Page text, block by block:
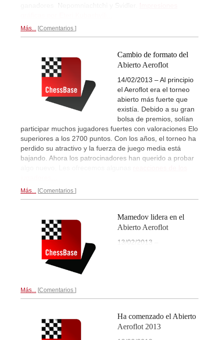
ganadores Nepomniachtchi y Svidler.
Impresiones
Más... Comentarios
Cambio de formato del
Abierto Aeroflot
14/02/2013 – Al principio
el Aeroflot era el torneo
abierto más fuerte que
existía. Debido a su gran
bolsa de premios, solían
participar muchos jugadores fuertes con valoraciones Elo
superiores a los 2700 puntos. Con los años, el torneo ha
perdido su atractivo y la fuerza de juego media está
bajando. Ahora los patrocinadores han querido a probar
Más... Comentarios
Mamedov lidera en el
Abierto Aeroflot
13/02/2013 –
Más... Comentarios
Ha comenzado el Abierto
Aeroflot 2013